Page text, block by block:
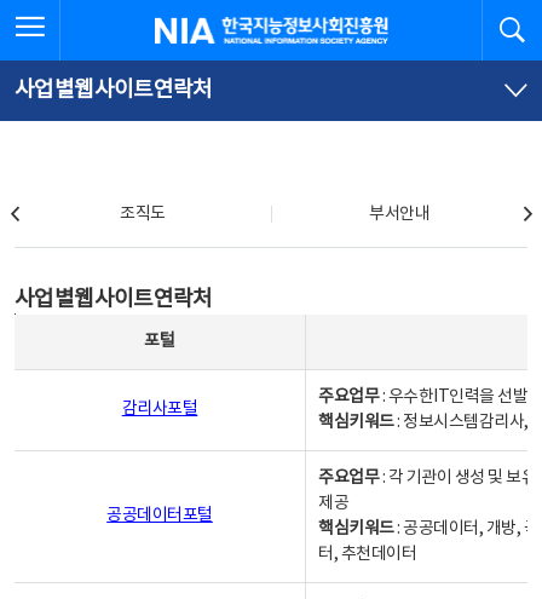
문
로
가
체
뉴
바
가
한국지능정보사회진흥원
사업별웹사이트연락처
조직도 부서안내
사업별웹사이트연락처
포털
감리사포털
주요업무: 우수한IT인력을 선발
핵심키워드: 정보시스템감리사,
공공데이터포털
주요업무: 각 기관이 생성 및 보
제공
핵심키워드: 공공데이터, 개방,
터, 추천데이터